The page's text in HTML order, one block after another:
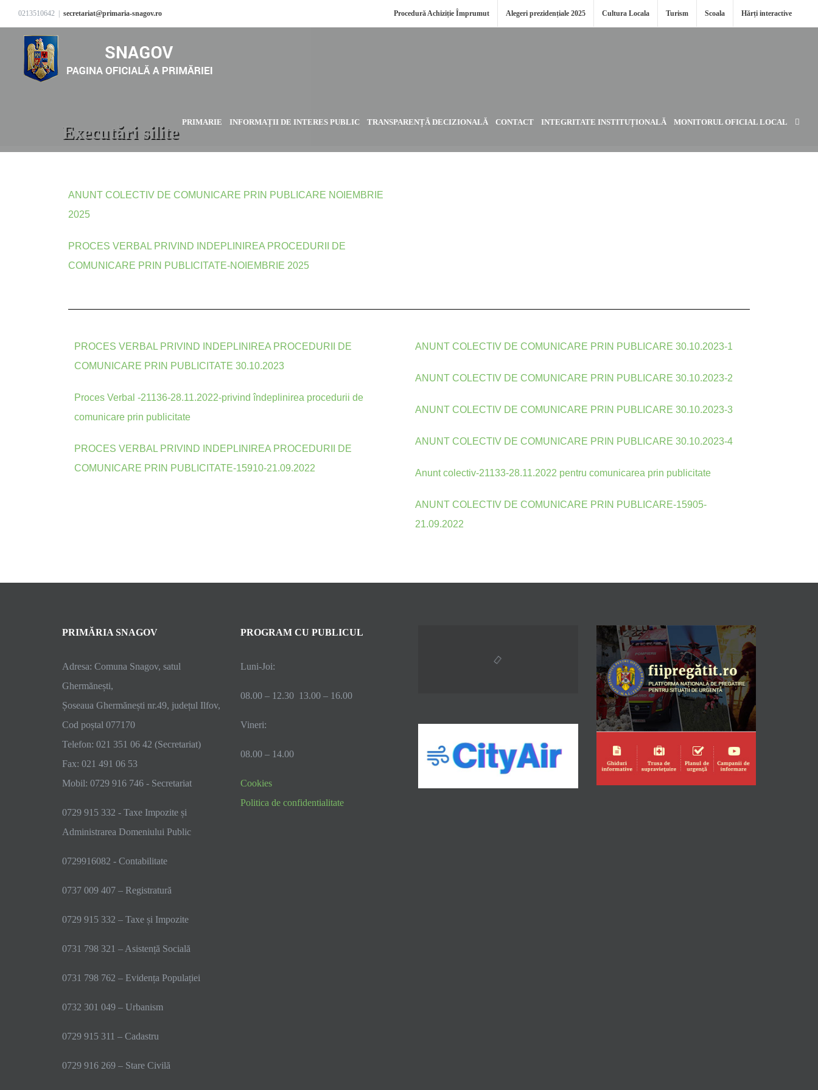
0213510642 secretariat@primaria-snagov.ro Procedură Achiziție Împrumut Alegeri prezidențiale 2025 Cultura Locala Turism Scoala Hărți interactive
PRIMARIE INFORMAȚII DE INTERES PUBLIC TRANSPARENȚĂ DECIZIONALĂ CONTACT INTEGRITATE INSTITUȚIONALĂ MONITORUL OFICIAL LOCAL
Executări silite
ANUNT COLECTIV DE COMUNICARE PRIN PUBLICARE NOIEMBRIE
2025
PROCES VERBAL PRIVIND INDEPLINIREA PROCEDURII DE
COMUNICARE PRIN PUBLICITATE-NOIEMBRIE 2025
PROCES VERBAL PRIVIND INDEPLINIREA PROCEDURII DE
COMUNICARE PRIN PUBLICITATE 30.10.2023
Proces Verbal -21136-28.11.2022-privind îndeplinirea procedurii de
comunicare prin publicitate
PROCES VERBAL PRIVIND INDEPLINIREA PROCEDURII DE
COMUNICARE PRIN PUBLICITATE-15910-21.09.2022
ANUNT COLECTIV DE COMUNICARE PRIN PUBLICARE 30.10.2023-1
ANUNT COLECTIV DE COMUNICARE PRIN PUBLICARE 30.10.2023-2
ANUNT COLECTIV DE COMUNICARE PRIN PUBLICARE 30.10.2023-3
ANUNT COLECTIV DE COMUNICARE PRIN PUBLICARE 30.10.2023-4
Anunt colectiv-21133-28.11.2022 pentru comunicarea prin publicitate
ANUNT COLECTIV DE COMUNICARE PRIN PUBLICARE-15905-
21.09.2022
PRIMĂRIA SNAGOV
Adresa: Comuna Snagov, satul
Ghermănești,
Șoseaua Ghermănești nr.49, județul Ilfov,
Cod poștal 077170
Telefon: 021 351 06 42 (Secretariat)
Fax: 021 491 06 53
Mobil: 0729 916 746 - Secretariat
0729 915 332 - Taxe Impozite și
Administrarea Domeniului Public
0729916082 - Contabilitate
0737 009 407 – Registratură
0729 915 332 – Taxe și Impozite
0731 798 321 – Asistență Socială
0731 798 762 – Evidența Populației
0732 301 049 – Urbanism
0729 915 311 – Cadastru
0729 916 269 – Stare Civilă
PROGRAM CU PUBLICUL
Luni-Joi:
08.00 – 12.30 13.00 – 16.00
Vineri:
08.00 – 14.00
Cookies
Politica de confidentialitate